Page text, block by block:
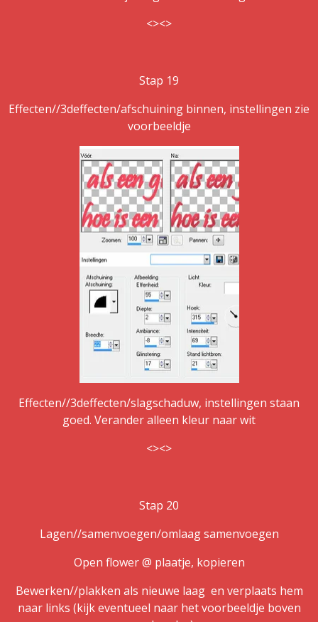
<><>
Stap 19
Effecten//3deffecten/afschuining binnen, instellingen zie
voorbeeldje
Effecten//3deffecten/slagschaduw, instellingen staan
goed. Verander alleen kleur naar wit
<><>
Stap 20
Lagen//samenvoegen/omlaag samenvoegen
Open flower @ plaatje, kopieren
Bewerken//plakken als nieuwe laag en verplaats hem
naar links (kijk eventueel naar het voorbeeldje boven